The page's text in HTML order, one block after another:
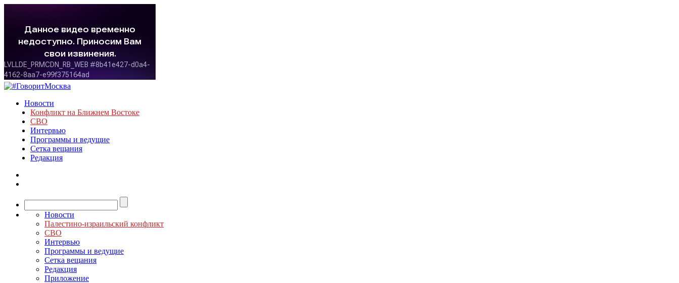
Новости
Конфликт на Ближнем Востоке
СВО
Интервью
Программы и ведущие
Сетка вещания
Редакция
Новости
Палестино-израильский конфликт
СВО
Интервью
Программы и ведущие
Сетка вещания
Редакция
Приложение